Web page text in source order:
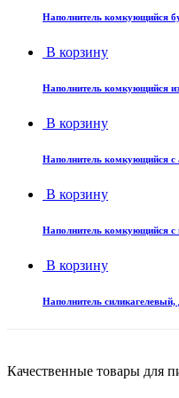
Наполнитель комкующийся
В корзину
Наполнитель комкующийся из
В корзину
Наполнитель комкующийся с
В корзину
Наполнитель комкующийся с
В корзину
Наполнитель
Качественные товары для